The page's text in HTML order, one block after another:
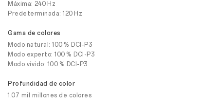
Máxima: 240 Hz
Predeterminada: 120 Hz
Gama de colores
Modo natural: 100 % DCI-P3
Modo experto: 100 % DCI-P3
Modo vívido: 100 % DCI-P3
Profundidad de color
1.07 mil millones de colores